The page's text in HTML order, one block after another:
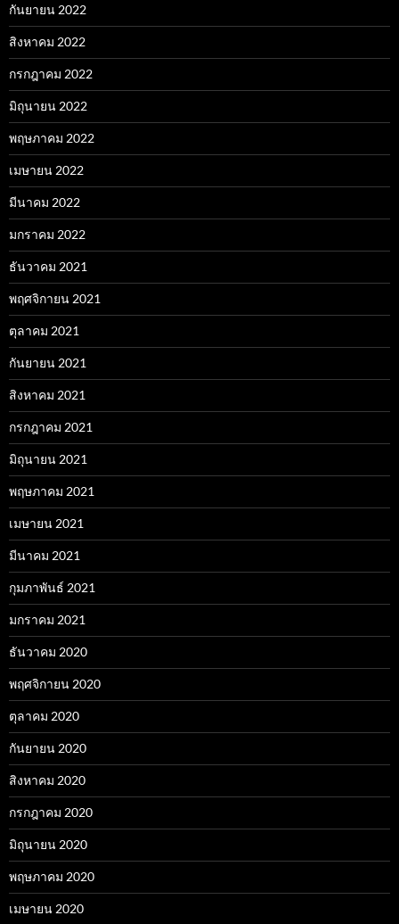
กันยายน 2022
สิงหาคม 2022
กรกฎาคม 2022
มิถุนายน 2022
พฤษภาคม 2022
เมษายน 2022
มีนาคม 2022
มกราคม 2022
ธันวาคม 2021
พฤศจิกายน 2021
ตุลาคม 2021
กันยายน 2021
สิงหาคม 2021
กรกฎาคม 2021
มิถุนายน 2021
พฤษภาคม 2021
เมษายน 2021
มีนาคม 2021
กุมภาพันธ์ 2021
มกราคม 2021
ธันวาคม 2020
พฤศจิกายน 2020
ตุลาคม 2020
กันยายน 2020
สิงหาคม 2020
กรกฎาคม 2020
มิถุนายน 2020
พฤษภาคม 2020
เมษายน 2020